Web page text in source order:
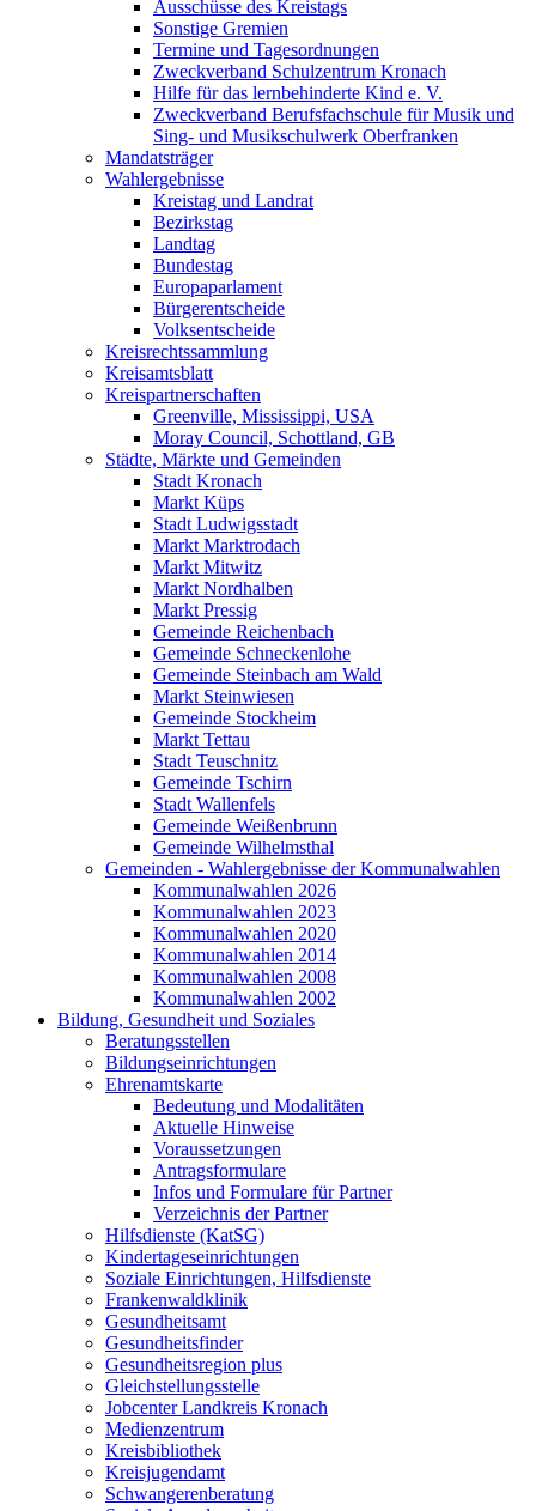
Ausschüsse des Kreistags
Sonstige Gremien
Termine und Tagesordnungen
Zweckverband Schulzentrum Kronach
Hilfe für das lernbehinderte Kind e. V.
Zweckverband Berufsfachschule für Musik und
Sing- und Musikschulwerk Oberfranken
Mandatsträger
Wahlergebnisse
Kreistag und Landrat
Bezirkstag
Landtag
Bundestag
Europaparlament
Bürgerentscheide
Volksentscheide
Kreisrechtssammlung
Kreisamtsblatt
Kreispartnerschaften
Greenville, Mississippi, USA
Moray Council, Schottland, GB
Städte, Märkte und Gemeinden
Stadt Kronach
Markt Küps
Stadt Ludwigsstadt
Markt Marktrodach
Markt Mitwitz
Markt Nordhalben
Markt Pressig
Gemeinde Reichenbach
Gemeinde Schneckenlohe
Gemeinde Steinbach am Wald
Markt Steinwiesen
Gemeinde Stockheim
Markt Tettau
Stadt Teuschnitz
Gemeinde Tschirn
Stadt Wallenfels
Gemeinde Weißenbrunn
Gemeinde Wilhelmsthal
Gemeinden - Wahlergebnisse der Kommunalwahlen
Kommunalwahlen 2026
Kommunalwahlen 2023
Kommunalwahlen 2020
Kommunalwahlen 2014
Kommunalwahlen 2008
Kommunalwahlen 2002
Bildung, Gesundheit und Soziales
Beratungsstellen
Bildungseinrichtungen
Ehrenamtskarte
Bedeutung und Modalitäten
Aktuelle Hinweise
Voraussetzungen
Antragsformulare
Infos und Formulare für Partner
Verzeichnis der Partner
Hilfsdienste (KatSG)
Kindertageseinrichtungen
Soziale Einrichtungen, Hilfsdienste
Frankenwaldklinik
Gesundheitsamt
Gesundheitsfinder
Gesundheitsregion plus
Gleichstellungsstelle
Jobcenter Landkreis Kronach
Medienzentrum
Kreisbibliothek
Kreisjugendamt
Schwangerenberatung